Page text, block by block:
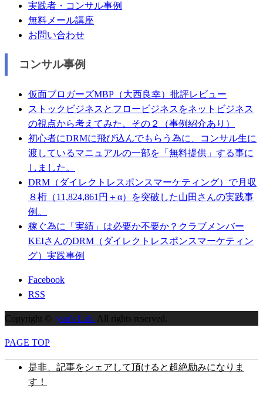
実践者・コンサル事例
無料メール講座
お問い合わせ
コンサル事例
仮面ブロガーズMBP（大西良幸）批評レビュー
ストックビジネスとフロービジネスをネットビジネス
の視点から考えてみた。その２（事例紹介あり）
初心者にDRMに飛び込んでもらう為に、コンサル生に
渡しているマニュアルの一部を「無料提供」する事に
しました。
DRM（ダイレクトレスポンスマーケティング）で月収
８桁（11,824,861円＋α）を突破した山田さんの実践事
例。
稼ぐ為に「実績」は必要か不要か？クラブメンバー
KEIさんのDRM（ダイレクトレスポンスマーケティン
グ）実践事例
Facebook
RSS
Copyright © yuu's Lab. All rights reserved.
PAGE TOP
是非、記事をシェアして頂けると超絶励みになりま
す！